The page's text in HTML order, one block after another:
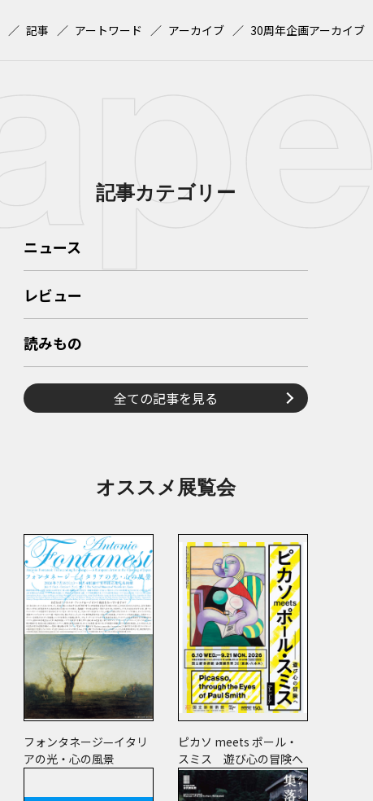
記事 アートワード アーカイブ 30周年企画アーカイブ
記事カテゴリー
ニュース
レビュー
読みもの
全ての記事を見る
オススメ展覧会
フォンタネージ—イタリ
アの光・心の風景
ピカソ meets ポール・
スミス 遊び心の冒険へ